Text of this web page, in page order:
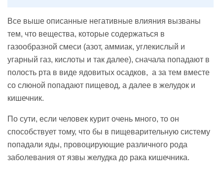
Все выше описанные негативные влияния вызваны
тем, что вещества, которые содержаться в
газообразной смеси (азот, аммиак, углекислый и
угарный газ, кислоты и так далее), сначала попадают в
полость рта в виде ядовитых осадков, а за тем вместе
со слюной попадают пищевод, а далее в желудок и
кишечник.
По сути, если человек курит очень много, то он
способствует тому, что бы в пищеварительную систему
попадали яды, провоцирующие различного рода
заболевания от язвы желудка до рака кишечника.